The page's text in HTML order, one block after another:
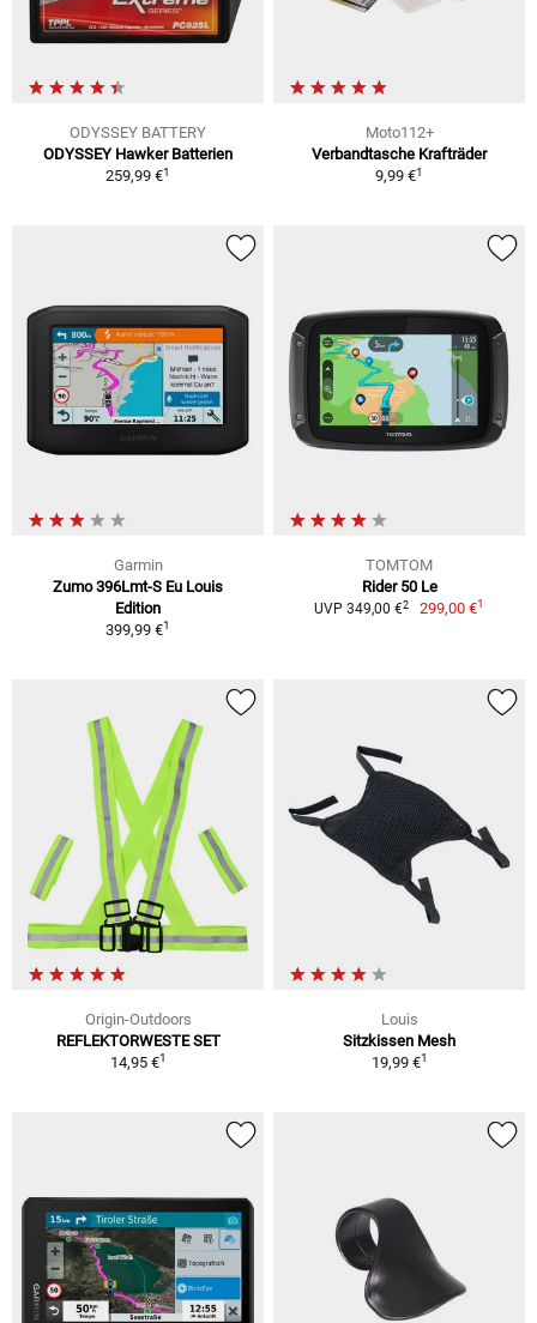
ODYSSEY BATTERY
ODYSSEY Hawker Batterien
259,99 €1
Moto112+
Verbandtasche Krafträder
9,99 €1
Garmin
Zumo 396Lmt-S Eu Louis
Edition
399,99 €1
TOMTOM
Rider 50 Le
UVP 349,00 €2 299,00 €1
Origin-Outdoors
REFLEKTORWESTE SET
14,95 €1
Louis
Sitzkissen Mesh
19,99 €1